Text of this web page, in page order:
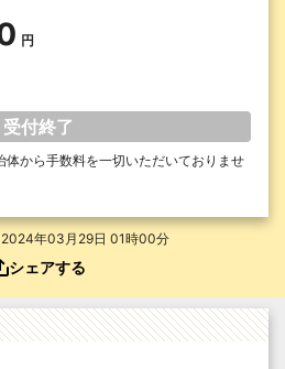
受付終了
から手数料を一切いただいておりませ
2024年03月29日 01時00分
シェアする